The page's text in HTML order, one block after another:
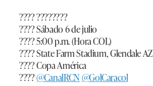
???? ????????
???? Sábado 6 de julio
???? 5:00 p.m. (Hora COL)
???? State Farm Stadium, Glendale AZ
???? Copa América
????@CanalRCN@GolCaracol